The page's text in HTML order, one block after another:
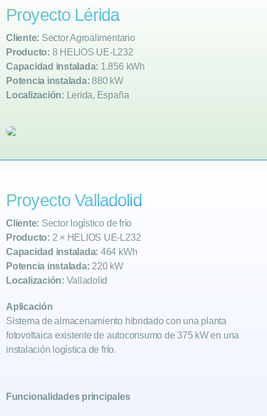
Proyecto Lérida
Cliente: Sector Agroalimentario
Producto: 8 HELIOS UE-L232
Capacidad instalada: 1.856 kWh
Potencia instalada: 880 kW
Localización: Lerida, España
Proyecto Valladolid
Cliente: Sector logístico de frío
Producto: 2 × HELIOS UE-L232
Capacidad instalada: 464 kWh
Potencia instalada: 220 kW
Localización: Valladolid
Aplicación
Sistema de almacenamiento hibridado con una planta
fotovoltaica existente de autoconsumo de 375 kW en una
instalación logística de frío.
Funcionalidades principales